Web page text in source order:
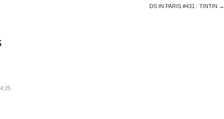
DS IN PARIS #431 : TINTIN →